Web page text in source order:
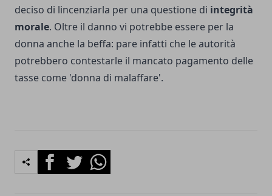
deciso di lincenziarla per una questione di integrità
morale. Oltre il danno vi potrebbe essere per la
donna anche la beffa: pare infatti che le autorità
potrebbero contestarle il mancato pagamento delle
tasse come 'donna di malaffare'.
FacebookTwitterWhatsapp